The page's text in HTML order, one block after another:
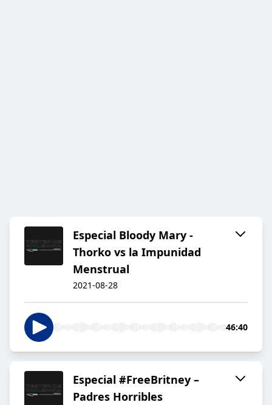
Especial Bloody Mary -
Thorko vs la Impunidad
Menstrual
2021-08-28
46:40
Especial #FreeBritney –
Padres Horribles